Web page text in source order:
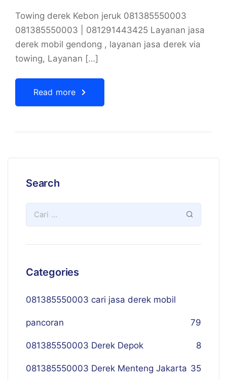
Towing derek Kebon jeruk 081385550003
081385550003 | 081291443425 Layanan jasa
derek mobil gendong , layanan jasa derek via
towing, Layanan […]
Read more
Search
Categories
081385550003 cari jasa derek mobil
pancoran 79
081385550003 Derek Depok 8
081385550003 Derek Menteng Jakarta 35